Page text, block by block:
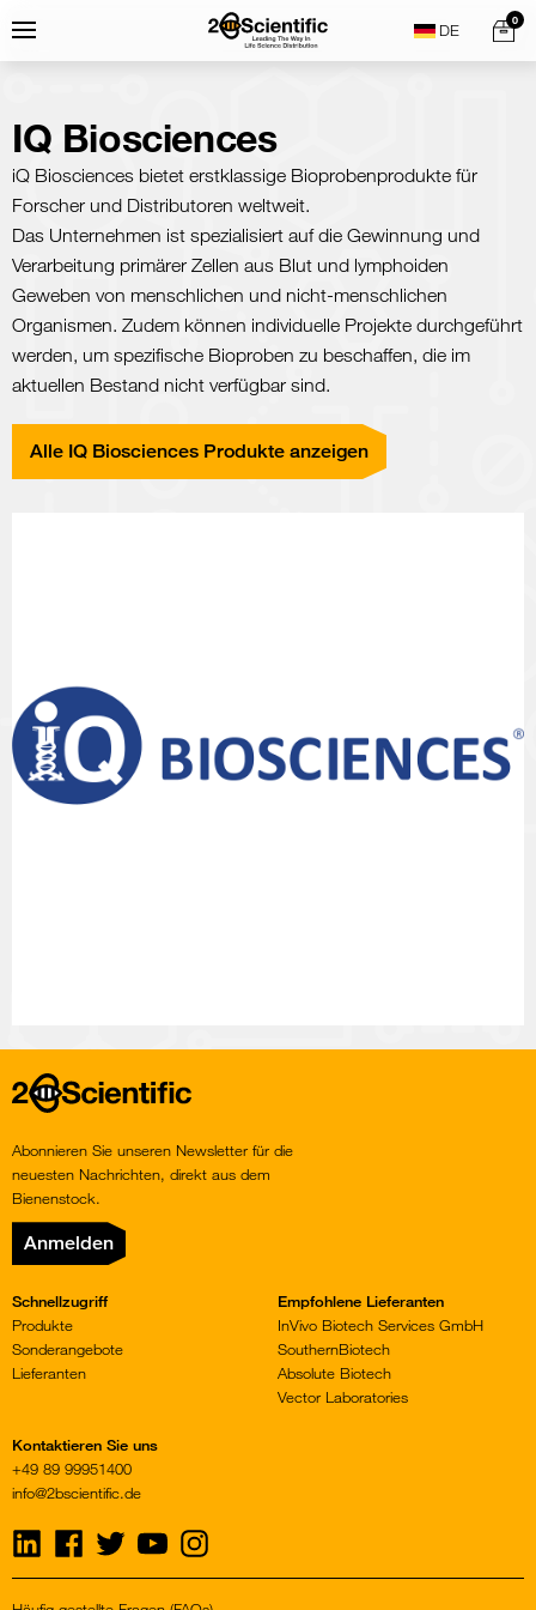
toMenu
Home
0
IQ Biosciences
iQ Biosciences bietet erstklassige Bioprobenprodukte für
Forscher und Distributoren weltweit.
Das Unternehmen ist spezialisiert auf die Gewinnung und
Verarbeitung primärer Zellen aus Blut und lymphoiden
Geweben von menschlichen und nicht-menschlichen
Organismen. Zudem können individuelle Projekte durchgeführt
werden, um spezifische Bioproben zu beschaffen, die im
aktuellen Bestand nicht verfügbar sind.
Alle IQ Biosciences Produkte anzeigen
Home
Abonnieren Sie unseren Newsletter für die
neuesten Nachrichten, direkt aus dem
Bienenstock.
Anmelden
Schnellzugriff
Produkte
Sonderangebote
Lieferanten
Empfohlene Lieferanten
InVivo Biotech Services GmbH
SouthernBiotech
Absolute Biotech
Vector Laboratories
Kontaktieren Sie uns
+49 89 99951400
info@2bscientific.de
Visit
on
Visit
on
Visit
us
on
Visit
us
on
Visit
us
on